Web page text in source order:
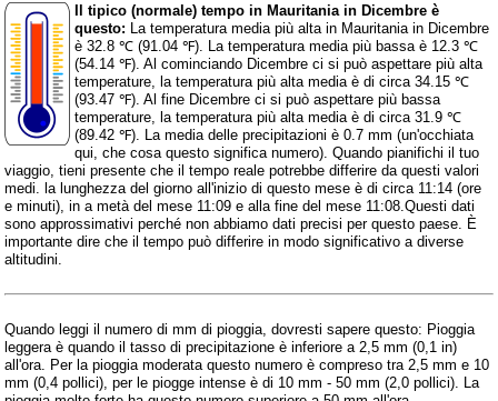
Il tipico (normale) tempo in Mauritania in Dicembre è
questo: La temperatura media più alta in Mauritania in Dicembre
è 32.8 ℃ (91.04 ℉). La temperatura media più bassa è 12.3 ℃
(54.14 ℉). Al cominciando Dicembre ci si può aspettare più alta
temperature, la temperatura più alta media è di circa 34.15 ℃
(93.47 ℉). Al fine Dicembre ci si può aspettare più bassa
temperature, la temperatura più alta media è di circa 31.9 ℃
(89.42 ℉). La media delle precipitazioni è 0.7 mm (un'occhiata
qui, che cosa questo significa numero). Quando pianifichi il tuo
viaggio, tieni presente che il tempo reale potrebbe differire da questi valori
medi. la lunghezza del giorno all'inizio di questo mese è di circa 11:14 (ore
e minuti), in a metà del mese 11:09 e alla fine del mese 11:08.Questi dati
sono approssimativi perché non abbiamo dati precisi per questo paese. È
importante dire che il tempo può differire in modo significativo a diverse
altitudini.
Quando leggi il numero di mm di pioggia, dovresti sapere questo: Pioggia
leggera è quando il tasso di precipitazione è inferiore a 2,5 mm (0,1 in)
all'ora. Per la pioggia moderata questo numero è compreso tra 2,5 mm e 10
mm (0,4 pollici), per le piogge intense è di 10 mm - 50 mm (2,0 pollici). La